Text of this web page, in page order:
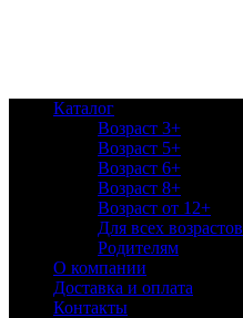
Каталог
Возраст 3+
Возраст 5+
Возраст 6+
Возраст 8+
Возраст от 12+
Для всех возрастов
Родителям
О компании
Доставка и оплата
Контакты